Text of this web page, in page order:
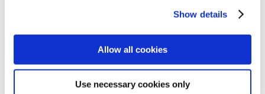
Show details
Allow all cookies
Use necessary cookies only
カテゴリ
ジャンル